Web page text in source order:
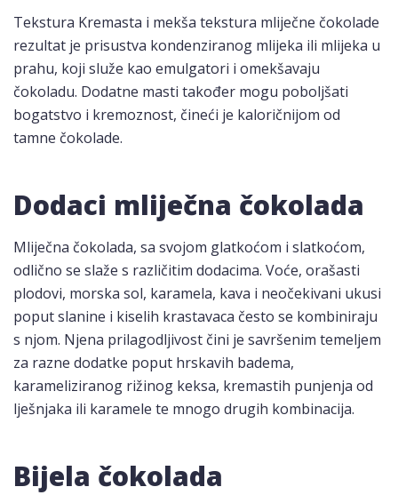
Tekstura Kremasta i mekša tekstura mliječne čokolade
rezultat je prisustva kondenziranog mlijeka ili mlijeka u
prahu, koji služe kao emulgatori i omekšavaju
čokoladu. Dodatne masti također mogu poboljšati
bogatstvo i kremoznost, čineći je kaloričnijom od
tamne čokolade.
Dodaci mliječna čokolada
Mliječna čokolada, sa svojom glatkoćom i slatkoćom,
odlično se slaže s različitim dodacima. Voće, orašasti
plodovi, morska sol, karamela, kava i neočekivani ukusi
poput slanine i kiselih krastavaca često se kombiniraju
s njom. Njena prilagodljivost čini je savršenim temeljem
za razne dodatke poput hrskavih badema,
karameliziranog rižinog keksa, kremastih punjenja od
lješnjaka ili karamele te mnogo drugih kombinacija.
Bijela čokolada